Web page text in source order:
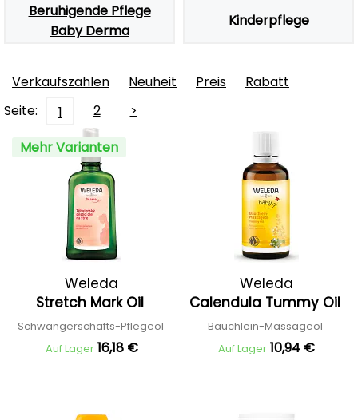
Beruhigende Pflege
Baby Derma
Kinderpflege
Verkaufszahlen Neuheit Preis
Rabatt
Seite:
1 2
>
Mehr Varianten
Weleda
Stretch Mark Oil
Schwangerschafts-Pflegeöl
Auf Lager 16,18 €
Weleda
Calendula Tummy Oil
Bäuchlein-Massageöl
Auf Lager 10,94 €